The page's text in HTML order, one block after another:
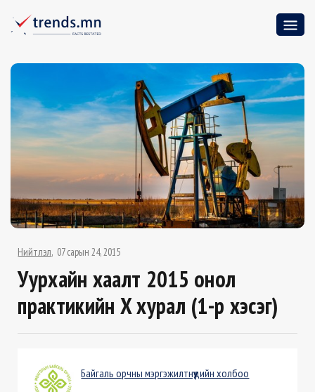
Нийтлэл 07 сарын 24, 2015
Уурхайн хаалт 2015 онол
практикийн X хурал (1-р хэсэг)
Байгаль орчны мэргэжилтнүүдийн холбоо